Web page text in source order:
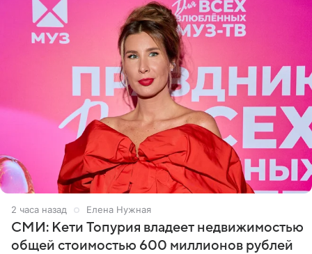
2 часа назад Елена Нужная
СМИ: Кети Топурия владеет недвижимостью
общей стоимостью 600 миллионов рублей